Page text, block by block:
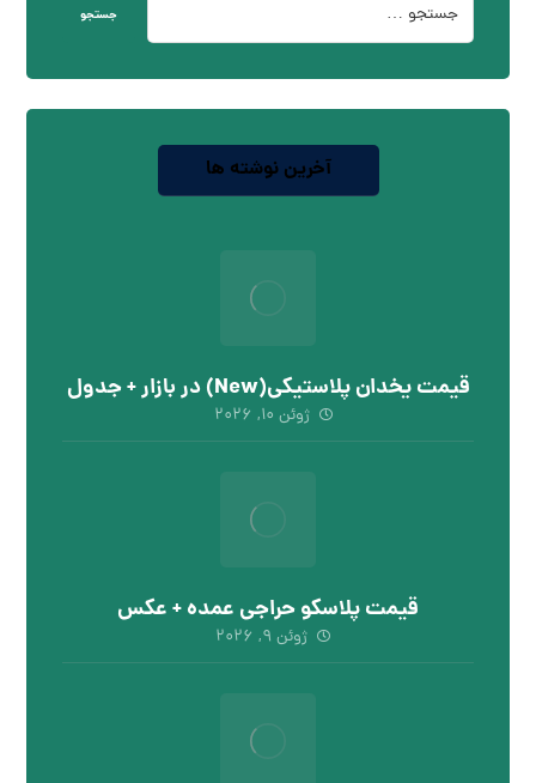
جستجو
آخرین نوشته ها
قیمت یخدان پلاستیکی(New) در بازار + جدول
ژوئن ۱۰, ۲۰۲۶
قیمت پلاسکو حراجی عمده + عکس
ژوئن ۹, ۲۰۲۶